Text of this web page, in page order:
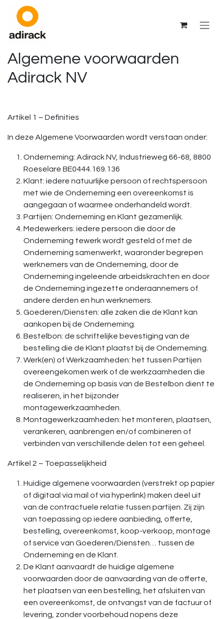
Overslaan naar inhoud
Algemene voorwaarden
Adirack NV
Artikel 1 – Definities
In deze Algemene Voorwaarden wordt verstaan onder:
Onderneming: Adirack NV, Industrieweg 66-68, 8800
Roeselare BE0444.169.136
Klant: iedere natuurlijke persoon of rechtspersoon
met wie de Onderneming een overeenkomst is
aangegaan of waarmee onderhandeld wordt.
Partijen: Onderneming en Klant gezamenlijk.
Medewerkers: iedere persoon die door de
Onderneming tewerk wordt gesteld of met de
Onderneming samenwerkt, waaronder begrepen
werknemers van de Onderneming, door de
Onderneming ingeleende arbeidskrachten en door
de Onderneming ingezette onderaannemers of
andere derden en hun werknemers.
Goederen/Diensten: alle zaken die de Klant kan
aankopen bij de Onderneming.
Bestelbon: de schriftelijke bevestiging van de
bestelling die de Klant plaatst bij de Onderneming.
Werk(en) of Werkzaamheden: het tussen Partijen
overeengekomen werk of de werkzaamheden die
de Onderneming op basis van de Bestelbon dient te
realiseren, in het bijzonder
montagewerkzaamheden.
Montagewerkzaamheden: het monteren, plaatsen,
verankeren, aanbrengen en/of combineren of
verbinden van verschillende delen tot een geheel.
Artikel 2 – Toepasselijkheid
Huidige algemene voorwaarden (verstrekt op papier
of digitaal via mail of via hyperlink) maken deel uit
van de contractuele relatie tussen partijen. Zij zijn
van toepassing op iedere aanbieding, offerte,
bestelling, overeenkomst, koop-verkoop, montage
of service van Goederen/Diensten… tussen de
Onderneming en de Klant.
De Klant aanvaardt de huidige algemene
voorwaarden door de aanvaarding van de offerte,
het plaatsen van een bestelling, het afsluiten van
een overeenkomst, de ontvangst van de factuur of
levering, zonder voorbehoud nopens deze